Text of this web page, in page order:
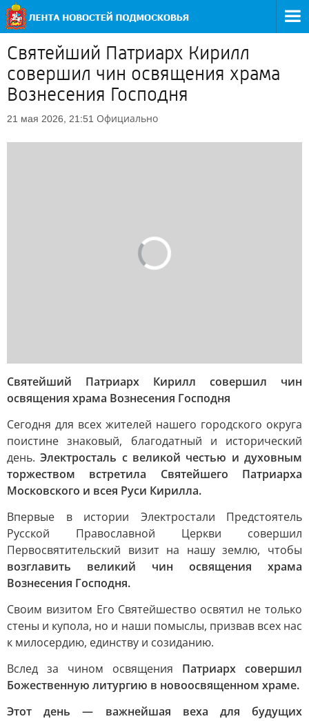
Святейший Патриарх Кирилл
совершил чин освящения храма
Вознесения Господня
21 мая 2026, 21:51 Официально
Святейший Патриарх Кирилл совершил чин
освящения храма Вознесения Господня
Сегодня для всех жителей нашего городского округа
поистине знаковый, благодатный и исторический
день.Электросталь с великой честью и духовным
торжеством встретила Святейшего Патриарха
Московского и всея Руси Кирилла.
Впервые в истории Электростали Предстоятель
Русской Православной Церкви совершил
Первосвятительский визит на нашу землю, чтобы
возглавить великий чин освящения храма
Вознесения Господня.
Своим визитом Его Святейшество освятил не только
стены и купола, но и наши помыслы, призвав всех нас
к милосердию, единству и созиданию.
Вслед за чином освящения Патриарх совершил
Божественную литургию в новоосвященном храме.
Этот день — важнейшая веха для будущих